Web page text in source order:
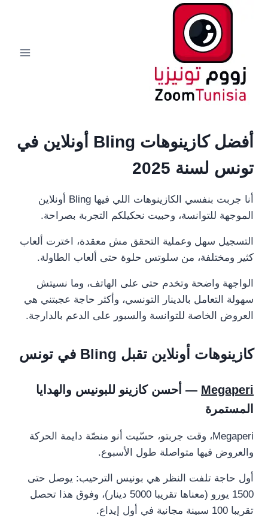
أفضل كازينوهات Bling أونلاين في
تونس لسنة 2025
أنا جربت بنفسي الكازينوهات اللي فيها Bling أونلاين
الموجهة للتوانسة، وحبيت نحكيلكم التجربة بصراحة.
التسجيل سهل وعملية التحقق مش معقدة، اخترت ألعاب
كثير ومختلفة، من سلوتس حلوة حتى ألعاب الطاولة.
الواجهة واضحة وتخدم حتى على الهاتف، وما نسيتش
سهولة التعامل بالدينار التونسي، وأكثر حاجة عجبتني هي
العروض الخاصة للتوانسة والسبور على الدعم بالدارجة.
كازينوهات أونلاين تقبل Bling في تونس
Megaperi — أحسن كازينو للبونيس والهدايا
المستمرة
Megaperi، وقت جربتو، حسّيت أنو منصّة دايمة الحركة
والعروض فيها متواصلة طول الأسبوع.
أول حاجة تلفت النظر هي بونيس الترحيب: يوصل حتى
1500 يورو (معناها تقريبا 5000 دينار)، وفوق هذا تحصل
تقريبا 100 سبينة مجانية في أول إيداع.